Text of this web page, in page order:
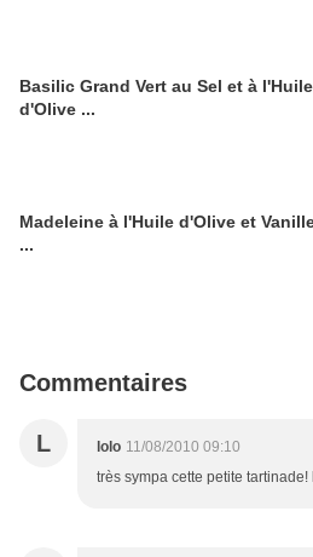
Basilic Grand Vert au Sel et à l'Huile
d'Olive ...
Madeleine à l'Huile d'Olive et
...
Commentaires
L lolo 11/08/2010 09:10
très sympa cette petite